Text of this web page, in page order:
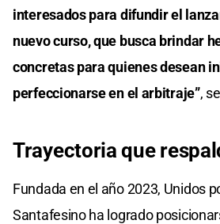
interesados para difundir el
nuevo curso, que busca brindar
concretas para quienes desean
perfeccionarse en el arbitraje”,
Trayectoria que
Fundada en el año 2023, Unidos
Santafesino ha logrado